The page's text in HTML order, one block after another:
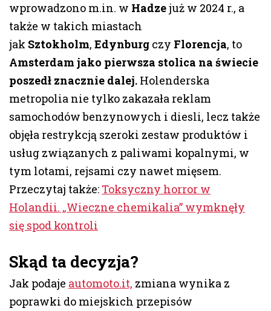
wprowadzono m.in. w Hadzejuż w 2024 r., a
także w takich miastach
jak Sztokholm, Edynburg czy Florencja, to
Amsterdam jako pierwsza stolica na świecie
poszedł znacznie dalej. Holenderska
metropolia nie tylko zakazała reklam
samochodów benzynowych i diesli, lecz także
objęła restrykcją szeroki zestaw produktów i
usług związanych z paliwami kopalnymi, w
tym lotami, rejsami czy nawet mięsem.
Przeczytaj także: Toksyczny horror w
Holandii. „Wieczne chemikalia” wymknęły
się spod kontroli
Skąd ta decyzja?
Jak podaje automoto.it, zmiana wynika z
poprawki do miejskich przepisów